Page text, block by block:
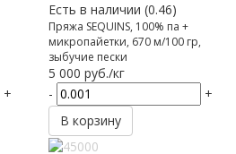
+
Есть в наличии (0.46)
Пряжа SEQUINS, 100% па +
микропайетки, 670 м/100 гр,
зыбучие пески
5 000 руб./кг
-
+
В корзину